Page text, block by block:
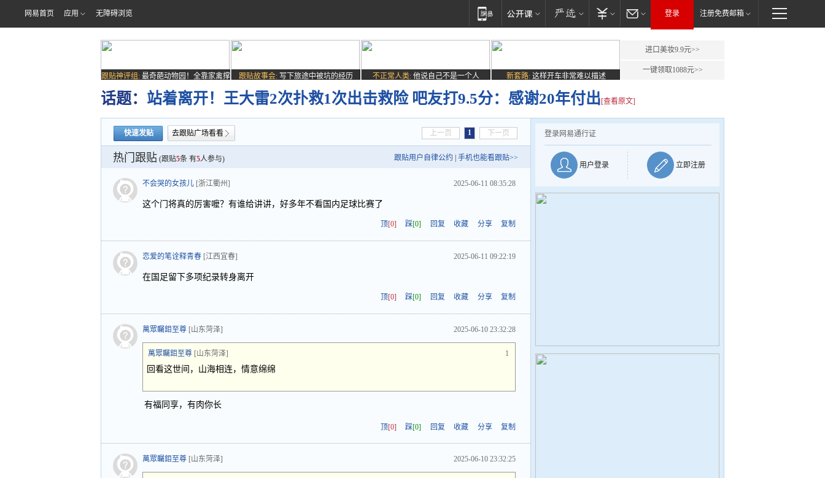
网易首页 应用 无障碍浏览 登录 注册免费邮箱
跟贴神评组: 最奇葩动物园！全靠家禽撑
场子
跟贴故事会: 写下旅途中被坑的经历 不正常人类: 他说自己不是一个人 新套路: 这样开车非常难以描述
进口美妆9.9元>>
一键领取1088元>>
话题： 站着离开！王大雷2次扑救1次出击救险 吧友打9.5分：感谢20年付出[查看原文]
快速发贴 去跟贴广场看看 上一页 1 下一页
热门跟贴 (跟贴5条 有5人参与) 跟贴用户自律公约 手机也能看跟贴>>
不会哭的女孩儿 [浙江衢州] 2025-06-11 08:35:28
这个门将真的厉害嚒？有谁给讲讲，好多年不看国内足球比赛了
顶[0] 踩[0] 回复 收藏 分享 复制
恋爱的笔诠释青春 [江西宜春] 2025-06-11 09:22:19
在国足留下多项纪录转身离开
顶[0] 踩[0] 回复 收藏 分享 复制
萬眾矚鉬至尊 [山东菏泽] 2025-06-10 23:32:28
萬眾矚鉬至尊 [山东菏泽] 1
回看这世间，山海相连，情意绵绵
有福同享，有肉你长
顶[0] 踩[0] 回复 收藏 分享 复制
萬眾矚鉬至尊 [山东菏泽] 2025-06-10 23:32:25
登录网易通行证
用户登录 立即注册